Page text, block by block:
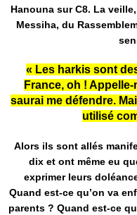
Hanouna sur C8. La
Messiha, du
« Les harkis sont
France, oh !
saurai me défendre.
utilisé
Alors ils sont allés
dix et ont même eu
exprimer leurs
Quand est-ce qu’on va
parents ? Quand est-ce